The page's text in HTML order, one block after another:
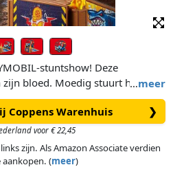
…meer
stuntshow! Deze
bloed. Moedig stuurt hij zijn
De toeschouwers houden
de oprit, rolt om en landt weer
zwaait nonchalant uit het
De quad heeft een pull-back
zijn een ideale introductie
Coppens Warenhuis ❯
voor € 22,45
zijn. Als Amazon Associate verdien
(meer)